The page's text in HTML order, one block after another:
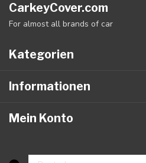
CarkeyCover.com
For almost all brands of car
Kategorien
Informationen
Mein Konto